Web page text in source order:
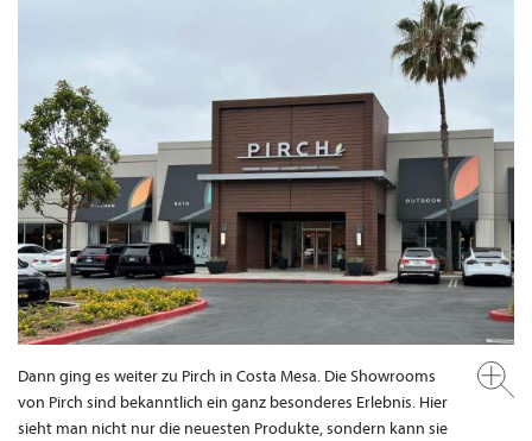
Dann ging es weiter zu Pirch in Costa Mesa. Die Showrooms
von Pirch sind bekanntlich ein ganz besonderes Erlebnis. Hier
sieht man nicht nur die neuesten Produkte, sondern kann sie